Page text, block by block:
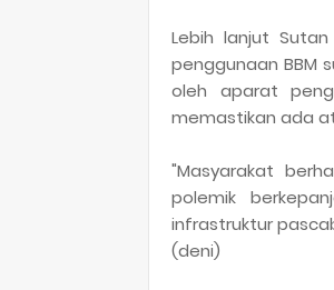
Lebih lanjut
penggunaan BBM
oleh aparat
memastikan ada
"Masyarakat
polemik
infrastruktur
(deni)